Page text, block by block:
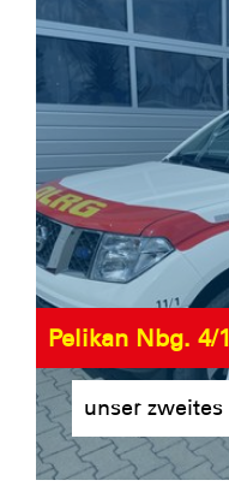
Pelikan Nbg. 4/
unser